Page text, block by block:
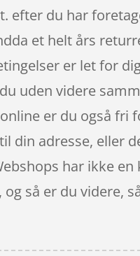
efter du har
et helt års
er let for
uden videre
er du også
din adresse, eller
har ikke
så er du videre,